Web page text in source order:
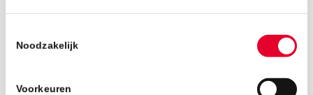
Noodzakelijk
Voorkeuren